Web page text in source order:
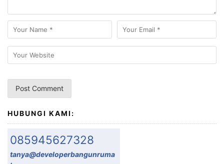
HUBUNGI KAMI:
085945627328
tanya@developerbangunruma